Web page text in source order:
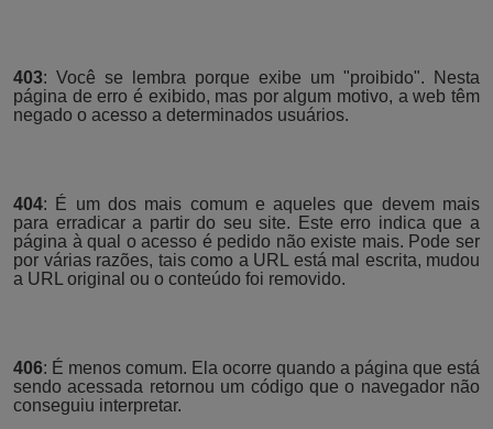
403: Você se lembra porque exibe um "proibido". Nesta
página de erro é exibido, mas por algum motivo, a web têm
negado o acesso a determinados usuários.
404: É um dos mais comum e aqueles que devem mais
para erradicar a partir do seu site. Este erro indica que a
página à qual o acesso é pedido não existe mais. Pode ser
por várias razões, tais como a URL está mal escrita, mudou
a URL original ou o conteúdo foi removido.
406: É menos comum. Ela ocorre quando a página que está
sendo acessada retornou um código que o navegador não
conseguiu interpretar.